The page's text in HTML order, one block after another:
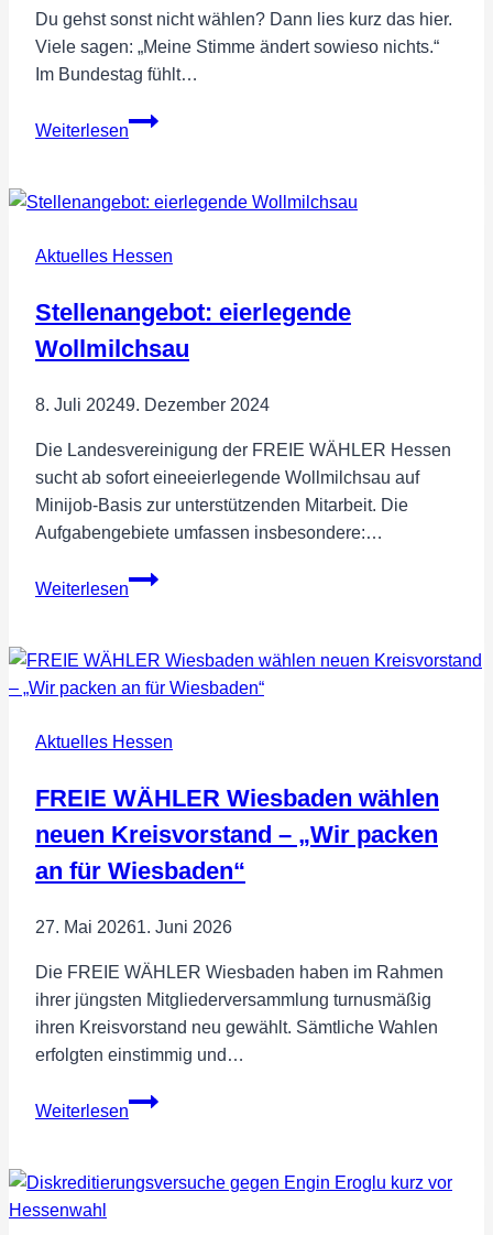
Du gehst sonst nicht wählen? Dann lies kurz das hier.
Viele sagen: „Meine Stimme ändert sowieso nichts.“
Im Bundestag fühlt…
Weiterlesen
Du
nicht
Dann
kurz
das
hier.
Aktuelles Hessen
Stellenangebot: eierlegende
Wollmilchsau
8. Juli 20249. Dezember 2024
Die Landesvereinigung der FREIE WÄHLER Hessen
sucht ab sofort eineeierlegende Wollmilchsau auf
Minijob-Basis zur unterstützenden Mitarbeit. Die
Aufgabengebiete umfassen insbesondere:…
Weiterlesen
Stellenangebot:
Aktuelles Hessen
FREIE WÄHLER Wiesbaden wählen
neuen Kreisvorstand – „Wir packen
an für Wiesbaden“
27. Mai 20261. Juni 2026
Die FREIE WÄHLER Wiesbaden haben im Rahmen
ihrer jüngsten Mitgliederversammlung turnusmäßig
ihren Kreisvorstand neu gewählt. Sämtliche Wahlen
erfolgten einstimmig und…
Weiterlesen
FREIE
wählen